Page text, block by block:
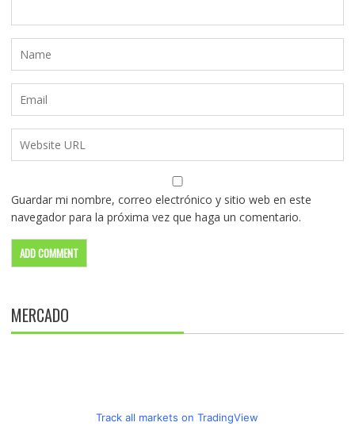
Guardar mi nombre, correo electrónico y sitio web en este
navegador para la próxima vez que haga un comentario.
MERCADO
Track all markets on TradingView